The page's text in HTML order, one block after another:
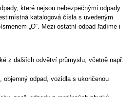
které nejsou nebezpečnými odpady.
katalogová čísla s uvedeným
„O“. Mezi ostatní odpad řadíme i
z dalších odvětví průmyslu, včetně např.
odpad, vozidla s ukončenou